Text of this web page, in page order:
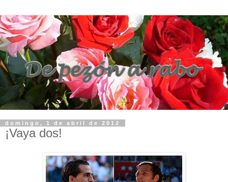
domingo, 1 de abril de 2012
¡Vaya dos!